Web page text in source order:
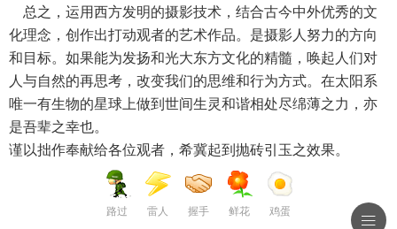
总之，运用西方发明的摄影技术，结合古今中外优秀的文
化理念，创作出打动观者的艺术作品。是摄影人努力的方向
和目标。如果能为发扬和光大东方文化的精髓，唤起人们对
人与自然的再思考，改变我们的思维和行为方式。在太阳系
唯一有生物的星球上做到世间生灵和谐相处尽绵薄之力，亦
是吾辈之幸也。
谨以拙作奉献给各位观者，希冀起到抛砖引玉之效果。
路过 雷人 握手 鲜花 鸡蛋
